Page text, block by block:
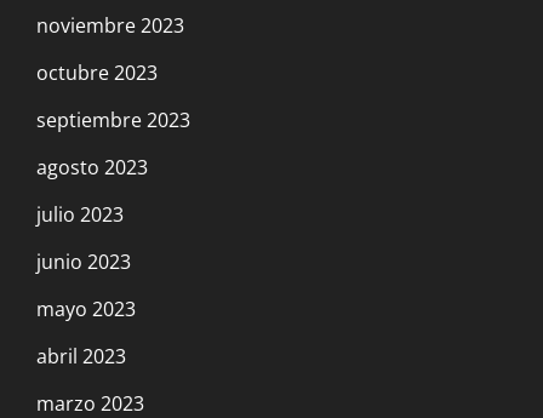
noviembre 2023
octubre 2023
septiembre 2023
agosto 2023
julio 2023
junio 2023
mayo 2023
abril 2023
marzo 2023